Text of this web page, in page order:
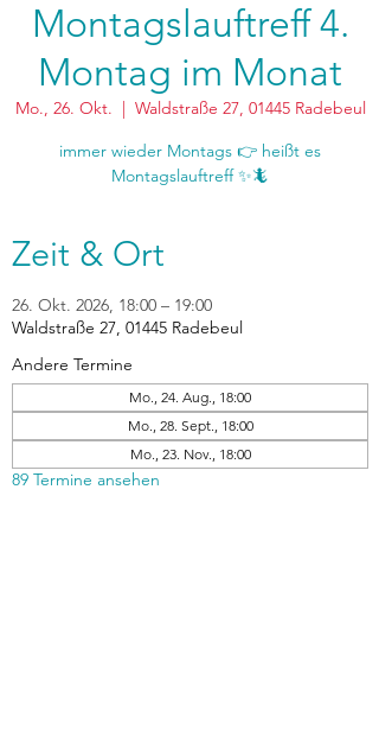
Montagslauftreff 4.
Montag im Monat
Mo., 26. Okt.
  |
Waldstraße 27, 01445 Radebeul
immer wieder Montags 👉 heißt es
Zeit & Ort
26. Okt. 2026, 18:00 – 19:00
Waldstraße 27, 01445 Radebeul
Andere Termine
Mo., 24. Aug., 18:00
Mo., 28. Sept., 18:00
Mo., 23. Nov., 18:00
89 Termine ansehen